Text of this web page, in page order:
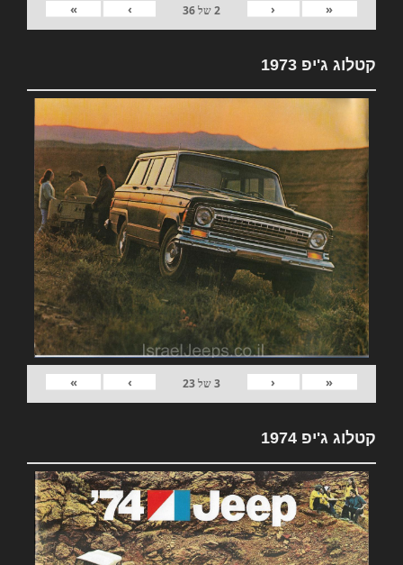
«
‹
2של36
›
»
קטלוג ג'יפ 1973
«
‹
3של23
›
»
קטלוג ג'יפ 1974